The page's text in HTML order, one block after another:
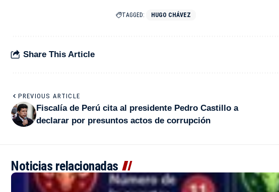
TAGGED: HUGO CHÁVEZ
Share This Article
PREVIOUS ARTICLE
Fiscalía de Perú cita al presidente Pedro Castillo a
declarar por presuntos actos de corrupción
Noticias relacionadas